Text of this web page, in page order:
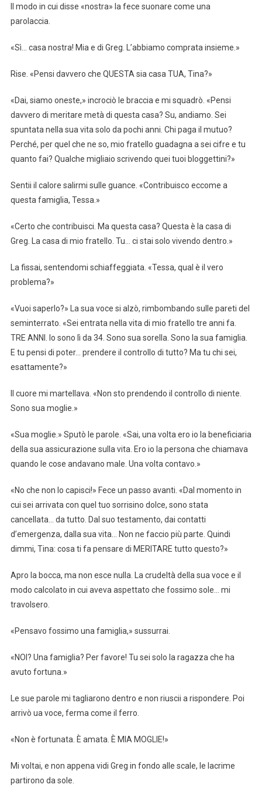
Il modo in cui disse «nostra» la fece suonare come una
parolaccia.
«Sì… casa nostra! Mia e di Greg. L’abbiamo comprata insieme.»
Rise. «Pensi davvero che QUESTA sia casa TUA, Tina?»
«Dai, siamo oneste,» incrociò le braccia e mi squadrò. «Pensi
davvero di meritare metà di questa casa? Su, andiamo. Sei
spuntata nella sua vita solo da pochi anni. Chi paga il mutuo?
Perché, per quel che ne so, mio fratello guadagna a sei cifre e tu
quanto fai? Qualche migliaio scrivendo quei tuoi bloggettini?»
Sentii il calore salirmi sulle guance. «Contribuisco eccome a
questa famiglia, Tessa.»
«Certo che contribuisci. Ma questa casa? Questa è la casa di
Greg. La casa di mio fratello. Tu… ci stai solo vivendo dentro.»
La fissai, sentendomi schiaffeggiata. «Tessa, qual è il vero
problema?»
«Vuoi saperlo?» La sua voce si alzò, rimbombando sulle pareti del
seminterrato. «Sei entrata nella vita di mio fratello tre anni fa.
TRE ANNI. Io sono lì da 34. Sono sua sorella. Sono la sua famiglia.
E tu pensi di poter… prendere il controllo di tutto? Ma tu chi sei,
esattamente?»
Il cuore mi martellava. «Non sto prendendo il controllo di niente.
Sono sua moglie.»
«Sua moglie.» Sputò le parole. «Sai, una volta ero io la beneficiaria
della sua assicurazione sulla vita. Ero io la persona che chiamava
quando le cose andavano male. Una volta contavo.»
«No che non lo capisci!» Fece un passo avanti. «Dal momento in
cui sei arrivata con quel tuo sorrisino dolce, sono stata
cancellata… da tutto. Dal suo testamento, dai contatti
d’emergenza, dalla sua vita… Non ne faccio più parte. Quindi
dimmi, Tina: cosa ti fa pensare di MERITARE tutto questo?»
Apro la bocca, ma non esce nulla. La crudeltà della sua voce e il
modo calcolato in cui aveva aspettato che fossimo sole… mi
travolsero.
«Pensavo fossimo una famiglia,» sussurrai.
«NOI? Una famiglia? Per favore! Tu sei solo la ragazza che ha
avuto fortuna.»
Le sue parole mi tagliarono dentro e non riuscii a rispondere. Poi
arrivò ua voce, ferma come il ferro.
«Non è fortunata. È amata. È MIA MOGLIE!»
Mi voltai, e non appena vidi Greg in fondo alle scale, le lacrime
partirono da sole.